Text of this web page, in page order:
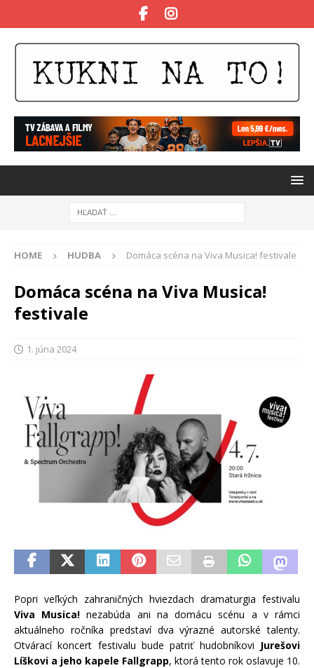
HOME HUDBA Domáca scéna na Viva Musica! festivale
Domáca scéna na Viva Musica!
festivale
1. júna 2024
Popri veľkých zahraničných hviezdach dramaturgia festivalu
Viva Musica! nezabúda ani na domácu scénu a v rámci
aktuálneho ročníka predstaví dva výrazné autorské talenty.
Otvárací koncert festivalu bude patriť hudobníkovi Jurešovi
Líškovi a jeho kapele Fallgrapp, ktorá tento rok oslavuje 10.